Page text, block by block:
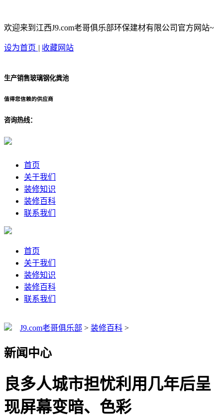
欢迎来到江西J9.com老哥俱乐部环保建材有限公司官方网站~
设为首页 | 收藏网站
生产销售玻璃钢化粪池
值得您信赖的供应商
咨询热线：
首页
关于我们
装修知识
装修百科
联系我们
首页
关于我们
装修知识
装修百科
联系我们
J9.com老哥俱乐部 > 装修百科 >
新闻中心
良多人城市担忧利用几年后呈
现屏幕变暗、色彩